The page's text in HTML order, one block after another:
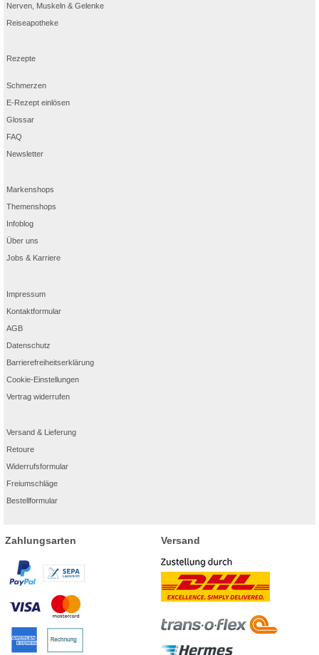
Nerven, Muskeln & Gelenke
Reiseapotheke
Rezepte
Schmerzen
E-Rezept einlösen
Glossar
FAQ
Newsletter
Markenshops
Themenshops
Infoblog
Über uns
Jobs & Karriere
Impressum
Kontaktformular
AGB
Datenschutz
Barrierefreiheitserklärung
Cookie-Einstellungen
Vertrag widerrufen
Versand & Lieferung
Retoure
Widerrufsformular
Freiumschläge
Bestellformular
Zahlungsarten Versand